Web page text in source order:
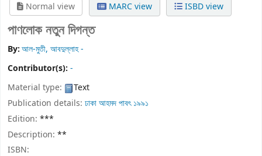
Normal view
MARC view ISBD view
পাণলোক নতুন দিগন্ত
By:আল-মুতী, আবদুল্লাহ -
Contributor(s): -
Material type:
Text
Publication details: ঢাকাআহমদ পাবৎ ১৯৯১
Edition: ***
Description: **
ISBN: